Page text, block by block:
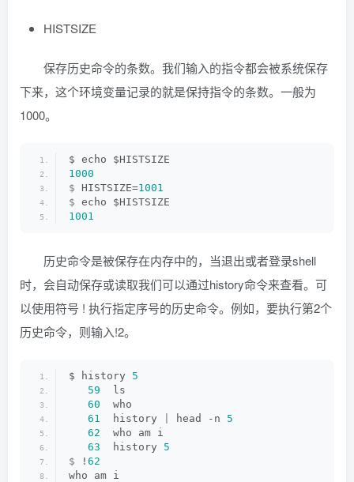
HISTSIZE
保存历史命令的条数。我们输入的指令都会被系统保存
下来，这个环境变量记录的就是保持指令的条数。一般为
1000。
$ echo $HISTSIZE
1000
$ HISTSIZE=1001
$ echo $HISTSIZE
1001
历史命令是被保存在内存中的，当退出或者登录shell
时，会自动保存或读取我们可以通过history命令来查看。可
以使用符号 ! 执行指定序号的历史命令。例如，要执行第2个
历史命令，则输入!2。
$ history 5
59
  ls
60
  who
61
  history
head -n 5
62
  who am i
63
  history
5
$ ! 62
who am i